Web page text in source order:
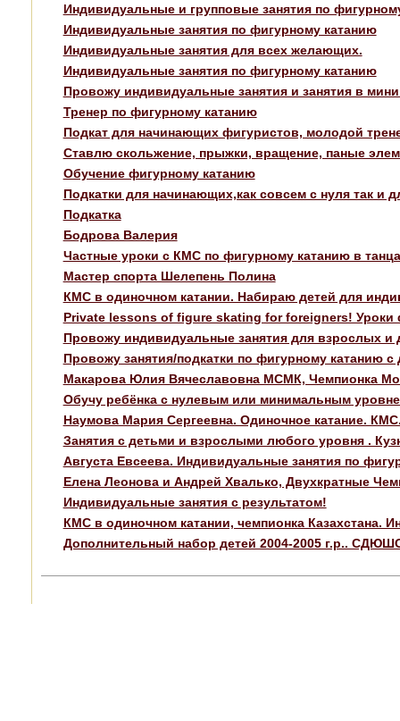
Индивидуальные и групповые занятия по
Индивидуальные занятия по фигурному катанию
Индивидуальные занятия для всех желающих.
Индивидуальные занятия по фигурному катанию
Провожу индивидуальные занятия и занятия в
Тренер по фигурному катанию
Подкат для начинающих фигуристов, молодой
Ставлю скольжение, прыжки, вращение, паные
Обучение фигурному катанию
Подкатки для начинающих,как совсем с нуля так и
Подкатка
Бодрова Валерия
Частные уроки с КМС по фигурному катанию в
Мастер спорта Шелепень Полина
КМС в одиночном катании. Набираю детей для
Private lessons of figure skating for foreigners! Уроки
Провожу индивидуальные занятия для взрослых и
Провожу занятия/подкатки по фигурному катанию
Макарова Юлия Вячеславовна МСМК, Чемпионка
Обучу ребёнка с нулевым или минимальным
Наумова Мария Сергеевна. Одиночное катание.
Занятия с детьми и взрослыми любого уровня .
Августа Евсеева. Индивидуальные занятия по
Елена Леонова и Андрей Хвалько, Двухкратные
Индивидуальные занятия с результатом!
КМС в одиночном катании, чемпионка Казахстана.
Дополнительный набор детей 2004-2005 г.р..